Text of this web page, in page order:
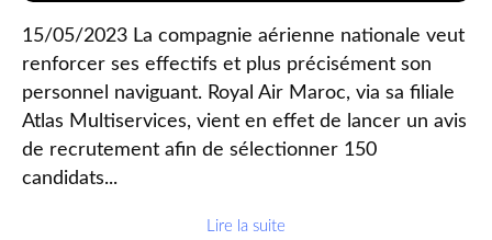
15/05/2023 La compagnie aérienne nationale veut
renforcer ses effectifs et plus précisément son
personnel naviguant. Royal Air Maroc, via sa filiale
Atlas Multiservices, vient en effet de lancer un avis
de recrutement afin de sélectionner 150
candidats...
Lire la suite